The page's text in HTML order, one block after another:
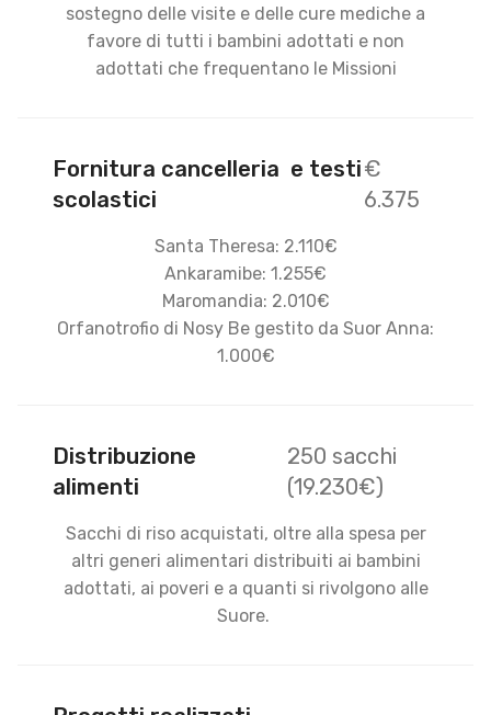
sostegno delle visite e delle cure mediche a
favore di tutti i bambini adottati e non
adottati che frequentano le Missioni
Fornitura cancelleria e testi
scolastici
€
6.375
Santa Theresa: 2.110€
Ankaramibe: 1.255€
Maromandia: 2.010€
Orfanotrofio di Nosy Be gestito da Suor Anna:
1.000€
Distribuzione
alimenti
250 sacchi
(19.230€)
Sacchi di riso acquistati, oltre alla spesa per
altri generi alimentari distribuiti ai bambini
adottati, ai poveri e a quanti si rivolgono alle
Suore.